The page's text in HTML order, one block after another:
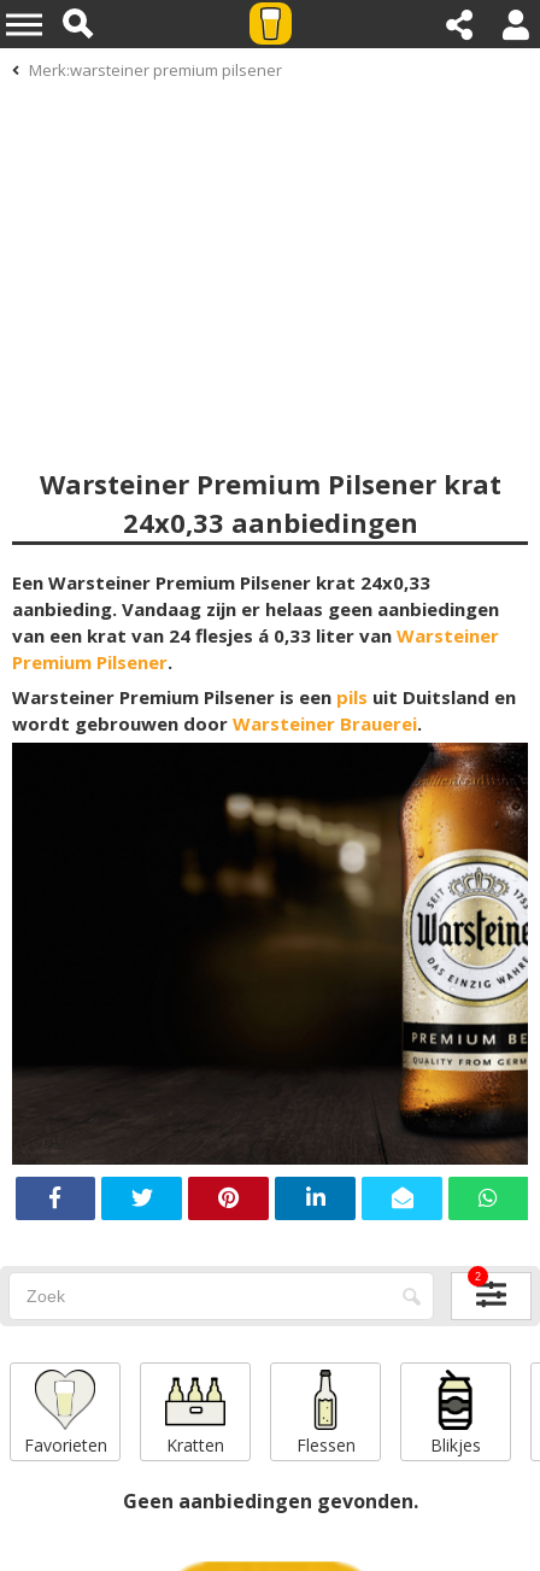
Merk:warsteiner premium pilsener
Warsteiner Premium Pilsener krat
24x0,33 aanbiedingen
Een Warsteiner Premium Pilsener krat 24x0,33
aanbieding. Vandaag zijn er helaas geen aanbiedingen
van een krat van 24 flesjes á 0,33 liter van Warsteiner
Premium Pilsener.
Warsteiner Premium Pilsener is een pils uit Duitsland en
wordt gebrouwen door Warsteiner Brauerei.
2
Favorieten Kratten Flessen Blikjes
Geen aanbiedingen gevonden.